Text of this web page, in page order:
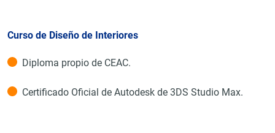
Curso de Diseño de Interiores
Diploma propio de CEAC.
Certificado Oficial de Autodesk de 3DS Studio Max.